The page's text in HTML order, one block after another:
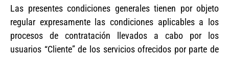
Las presentes condiciones generales tienen por objeto
regular expresamente las condiciones aplicables a los
procesos de contratación llevados a cabo por los
usuarios “Cliente” de los servicios ofrecidos por parte de